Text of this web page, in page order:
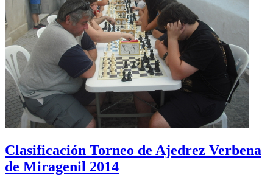
Clasificación Torneo de Ajedrez Verbena
de Miragenil 2014